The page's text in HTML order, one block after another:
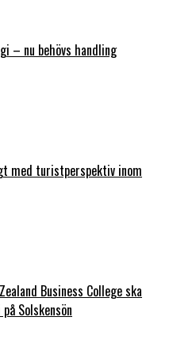
– nu behövs handling
med turistperspektiv inom
Business College ska
Solskensön